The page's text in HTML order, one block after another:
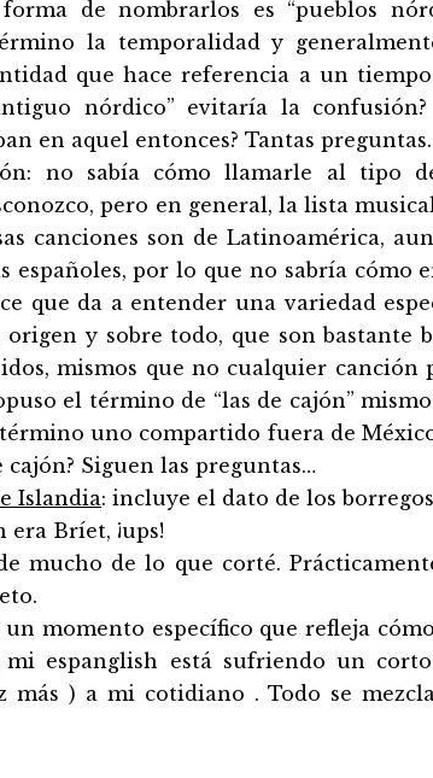
de nombrarlos es “pueblos
la temporalidad y
que hace referencia a un
nórdico” evitaría la
en aquel entonces? Tantas
no sabía cómo llamarle al tipo
pero en general, la lista
canciones son de Latinoamérica,
españoles, por lo que no sabría cómo
que da a entender una variedad
origen y sobre todo, que son bastante
mismos que no cualquier canción
el término de “las de cajón”
término uno compartido fuera de
cajón? Siguen las preguntas…
Islandia: incluye el dato de los borregos
era Bríet, ¡ups!
mucho de lo que corté.
un momento específico que refleja
mi espanglish está sufriendo un
más ) a mi cotidiano . Todo se